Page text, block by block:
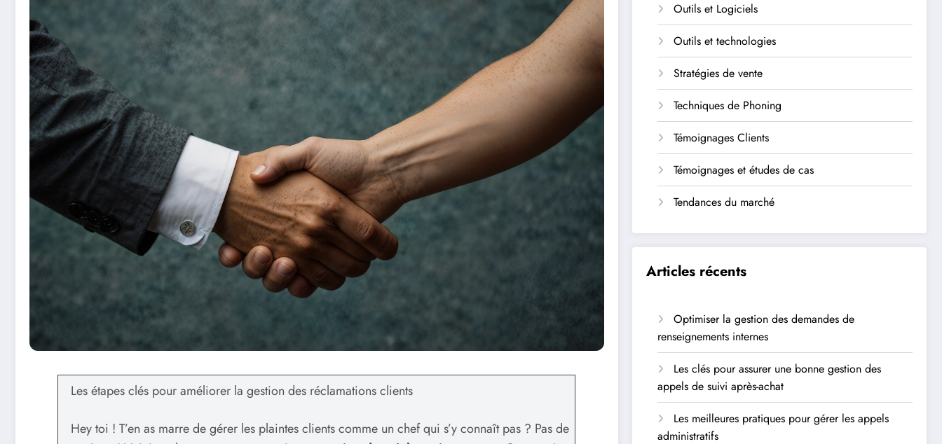
Les étapes clés pour améliorer la gestion des réclamations clients
Hey toi ! T’en as marre de gérer les plaintes clients comme un chef qui s’y connaît pas ? Pas de
Outils et Logiciels
Outils et technologies
Stratégies de vente
Techniques de Phoning
Témoignages Clients
Témoignages et études de cas
Tendances du marché
Articles récents
Optimiser la gestion des demandes de
renseignements internes
Les clés pour assurer une bonne gestion des
appels de suivi après-achat
Les meilleures pratiques pour gérer les appels
administratifs